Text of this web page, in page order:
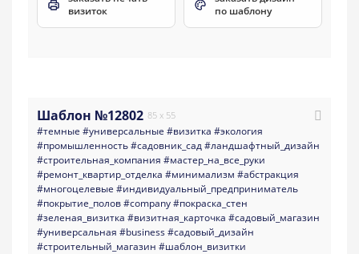
визиток
по шаблону
Шаблон №12802 85 x 55
#темные #универсальные #визитка #экология
#промышленность#садовник_сад#ландшафтный_дизайн
#строительная_компания #мастер_на_все_руки
#ремонт_квартир_отделка #минимализм #абстракция
#многоцелевые #индивидуальный_предприниматель
#покрытие_полов#company#покраска_стен
#зеленая_визитка #визитная_карточка #садовый_магазин
#универсальная #business#садовый_дизайн
#строительный_магазин #шаблон_визитки